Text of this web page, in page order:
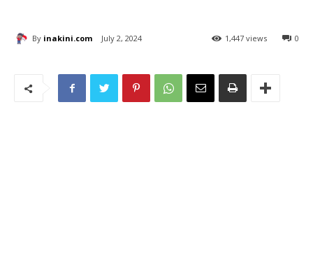
By inakini.com July 2, 2024 0
1,447 views